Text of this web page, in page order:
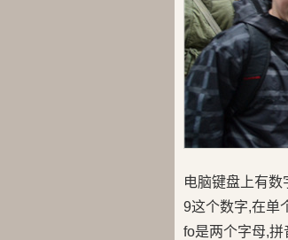
电脑键盘上有数
9这个数字,在单
fo是两个字母,